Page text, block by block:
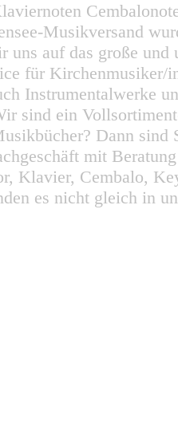
Musikversand
uns auf das große
für
Instrumentalwerke
sind ein
Dann
mit
Klavier, Cembalo,
es nicht gleich in